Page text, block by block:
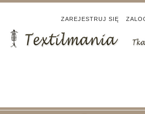
ZAREJESTRUJ SIĘ